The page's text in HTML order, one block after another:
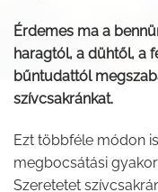
Érdemes ma a
haragtól, a dühtől, a
bűntudattól
szívcsakránkat.
Ezt többféle módon
megbocsátási
Szeretetet